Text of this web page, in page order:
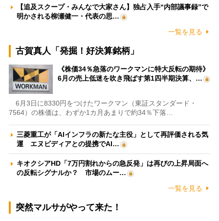
【追及スクープ・みんなで大家さん】独占入手“内部議事録”で
明かされる柳瀬健一・代表の思…
一覧を見る
古賀真人「発掘！好決算銘柄」
《株価34％急落のワークマンに特大反転の期待》
6月の売上低迷を吹き飛ばす第1四半期決算、…
6月3日に8330円をつけたワークマン（東証スタンダード・
7564）の株価は、わずか1カ月あまりで約34％下落…
三菱重工が「AIインフラの新たな主役」として再評価される気
運 エヌビディアとの提携でAI…
キオクシアHD「7万円割れからの急反発」は再びの上昇局面へ
の反転シグナルか？ 市場のムー…
一覧を見る
突然マルサがやって来た！